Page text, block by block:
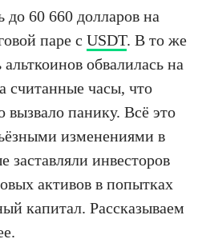
до 60 660 долларов на
паре с USDT. В то же
обвалилась на
считанные часы, что
вызвало панику. Всё это
изменениями в
заставляли инвесторов
активов в попытках
капитал. Рассказываем